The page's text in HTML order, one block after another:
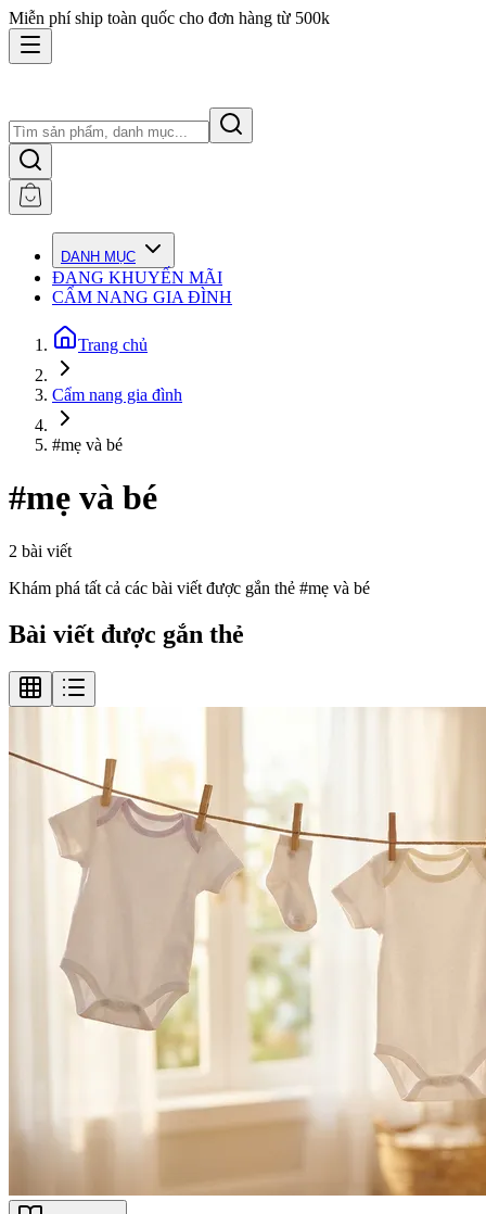
Miễn phí ship toàn quốc cho đơn hàng từ 500k
DANH MỤC
ĐANG KHUYẾN MÃI
CẨM NANG GIA ĐÌNH
Trang chủ
Cẩm nang gia đình
#mẹ và bé
#mẹ và bé
2 bài viết
Khám phá tất cả các bài viết được gắn thẻ #mẹ và bé
Bài viết được gắn thẻ